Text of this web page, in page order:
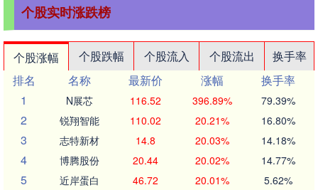
个股实时涨跌榜
个股涨幅 个股跌幅 个股流入 个股流出
换手率
排名
名称 最新价 涨幅
换手率
1
N展芯 116.52 396.89% 79.39%
2 锐翔智能 110.02 20.21% 16.80%
3 志特新材 14.8 20.03% 14.18%
4 博腾股份 20.44 20.02% 14.77%
5 近岸蛋白 46.72 20.01% 5.62%